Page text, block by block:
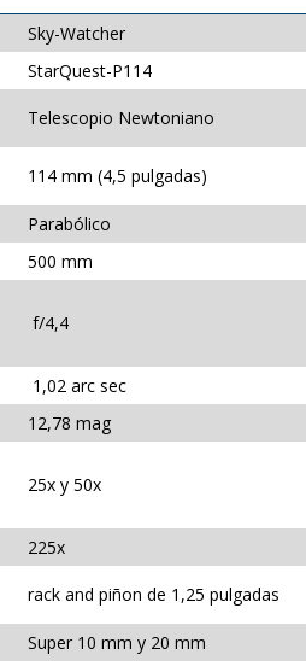
Sky-Watcher
StarQuest-P114
Telescopio Newtoniano
114 mm (4,5 pulgadas)
Parabólico
500 mm
f/4,4
1,02 arc sec
12,78 mag
25x y 50x
225x
rack and piñon de 1,25 pulgadas
Super 10 mm y 20 mm